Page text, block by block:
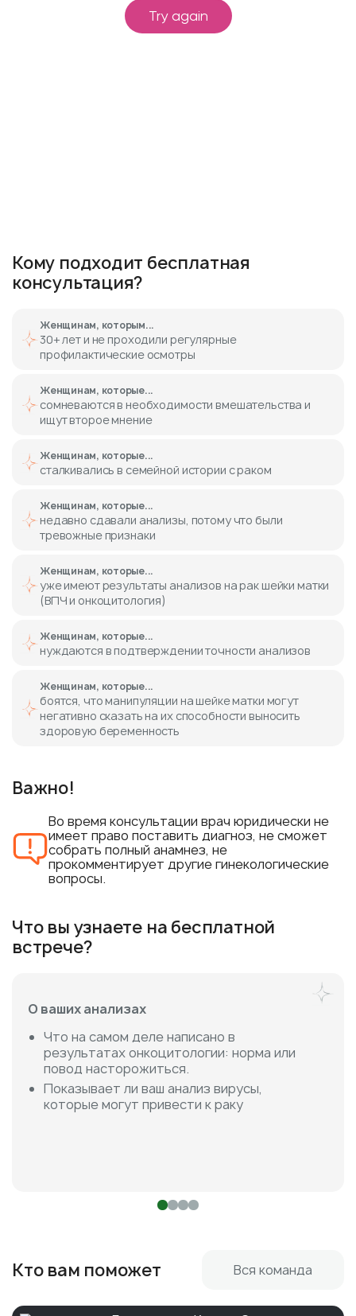
Кому подходит бесплатная
консультация?
Женщинам, которым...
30+ лет и не проходили регулярные
профилактические осмотры
Женщинам, которые...
сомневаются в необходимости вмешательства и
ищут второе мнение
Женщинам, которые...
сталкивались в семейной истории с раком
Женщинам, которые...
недавно сдавали анализы, потому что были
тревожные признаки
Женщинам, которые...
уже имеют результаты анализов на рак шейки матки
(ВПЧ и онкоцитология)
Женщинам, которые...
нуждаются в подтверждении точности анализов
Женщинам, которые...
боятся, что манипуляции на шейке матки могут
негативно сказать на их способности выносить
здоровую беременность
Важно!
Во время консультации врач юридически не
имеет право поставить диагноз, не сможет
собрать полный анамнез, не
прокомментирует другие гинекологические
вопросы.
Что вы узнаете на бесплатной
встрече?
О ваших анализах
Что на самом деле написано в
результатах онкоцитологии: норма или
повод насторожиться.
Показывает ли ваш анализ вирусы,
которые могут привести к раку
Кто вам поможет Вся команда